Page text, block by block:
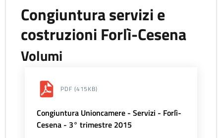
Congiuntura servizi e
costruzioni Forlì-Cesena
Volumi
PDF (415KB)
Congiuntura Unioncamere - Servizi - Forlì-
Cesena - 3° trimestre 2015